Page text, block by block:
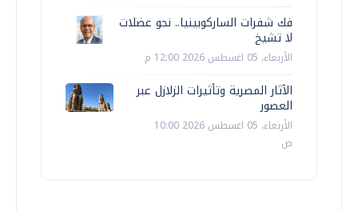
فك شفرات الساركوبينيا.. نحو عضلات
لا تشيخ
الأربعاء، 05 اغسطس 2026 12:00 م
الآثار المصرية وتأثيرات الزلازل عبر
العصور
الأربعاء، 05 اغسطس 2026 10:00
ص